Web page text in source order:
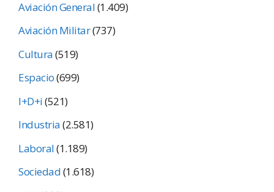
Aviación General(1.409)
Aviación Militar(737)
Cultura(519)
Espacio(699)
I+D+i(521)
Industria(2.581)
Laboral(1.189)
Sociedad(1.618)